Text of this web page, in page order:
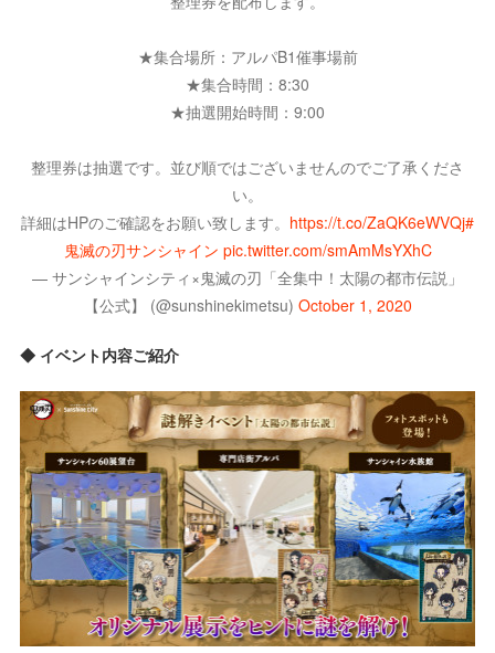
★集合場所：アルパB1催事場前
★集合時間：8:30
★抽選開始時間：9:00
整理券は抽選です。並び順ではございませんのでご了承くださ
い。
詳細はHPのご確認をお願い致します。 https://t.co/ZaQK6eWVQj#
鬼滅の刃サンシャイン pic.twitter.com/smAmMsYXhC
— サンシャインシティ×鬼滅の刃「全集中！太陽の都市伝説」
【公式】 (@sunshinekimetsu) October 1, 2020
◆ イベント内容ご紹介